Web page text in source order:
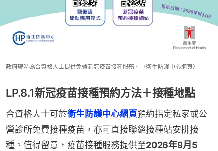
政府現時為合資格人士提供免費新冠疫苗接種服務。（衛生防護中心網頁）
LP.8.1新冠疫苗接種預約方法＋接種地點
合資格人士可於衞生防護中心網頁預約指定私家或公
營診所免費接種疫苗，亦可直接聯絡接種站安排接
種。值得留意，疫苗接種服務提供至2026年9月5